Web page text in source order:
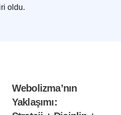
oldu.
Webolizma’nın
Yaklaşımı: